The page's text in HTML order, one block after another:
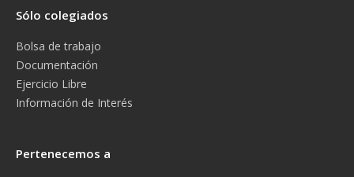
Sólo colegiados
Bolsa de trabajo
Documentación
Ejercicio Libre
Información de Interés
Pertenecemos a